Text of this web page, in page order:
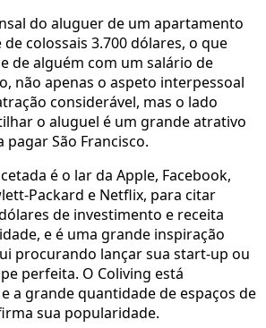
do aluguer de um apartamento
de colossais 3.700 dólares, o que
de alguém com um salário de
não apenas o aspeto interpessoal
considerável, mas o lado
o aluguel é um grande atrativo
São Francisco.
é o lar da Apple, Facebook,
Packard e Netflix, para citar
de investimento e receita
e é uma grande inspiração
procurando lançar sua start-up ou
perfeita. O Coliving está
a grande quantidade de espaços de
sua popularidade.